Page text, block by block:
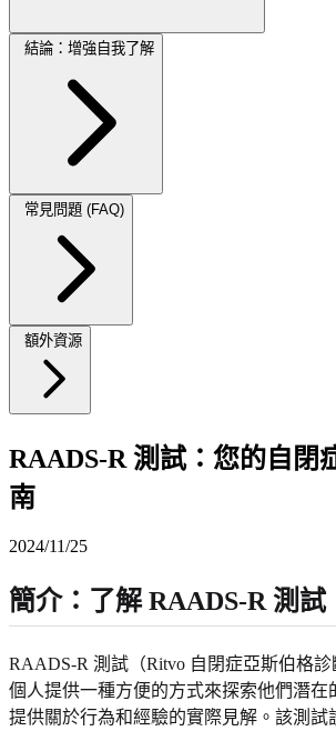
結論：增強自我了解
常見問題 (FAQ)
額外資源
RAADS-R 測試：您的自閉
南
2024/11/25
簡介：了解 RAADS-R 測試
RAADS-R 測試（Ritvo 自閉症亞斯伯格
個人提供一種方便的方式來探索他們潛在
提供關於行為和經驗的實際見解。該測試